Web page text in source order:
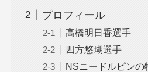
プロフィール
高橋明日香選手
四方悠瑚選手
NSニードルピンの